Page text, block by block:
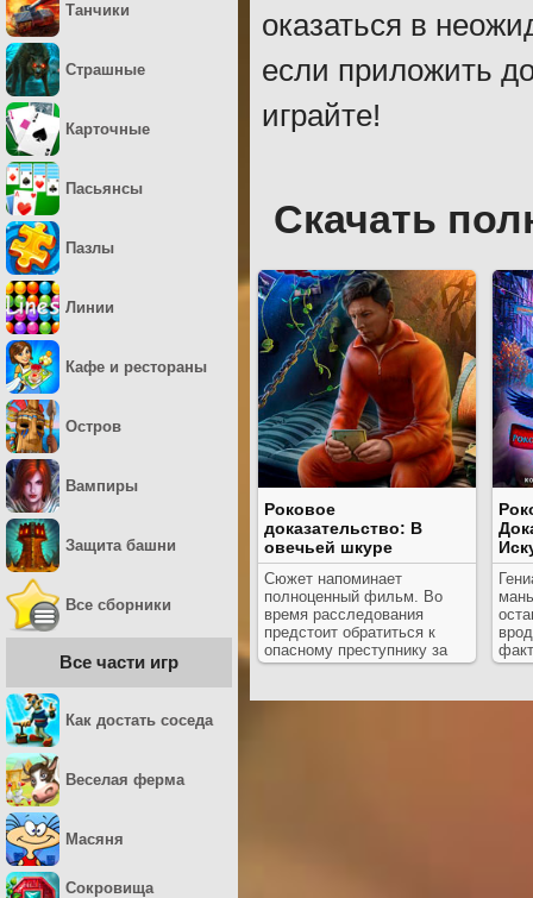
оказаться в
если приложить
играйте!
Скачать
Роковое
доказательство: В
овечьей шкуре
Сюжет напоминает
полноценный фильм. Во
время расследования
предстоит обратиться к
опасному преступнику за
помощью.
и
Танчики
Страшные
Карточные
Пасьянсы
Пазлы
Линии
Кафе и рестораны
Остров
Вампиры
Защита башни
Все сборники
Все части игр
Как достать соседа
Веселая ферма
Масяня
Сокровища